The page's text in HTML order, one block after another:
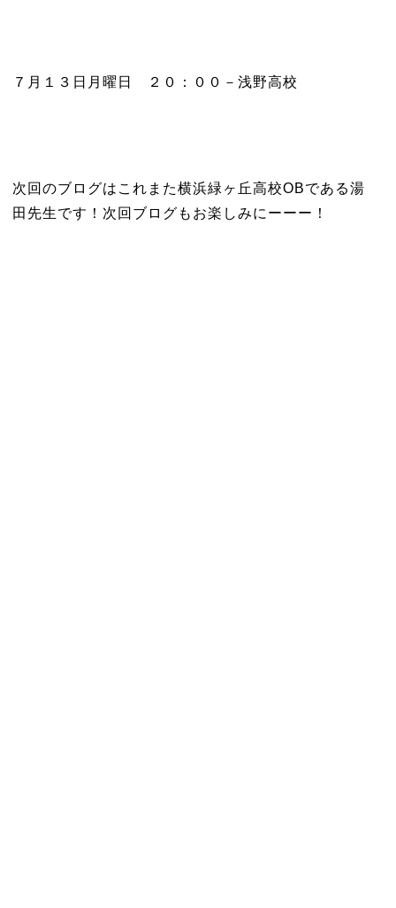
７月１３日月曜日 ２０：００－浅野高校
次回のブログはこれまた横浜緑ヶ丘高校OBである湯
田先生です！次回ブログもお楽しみにーーー！